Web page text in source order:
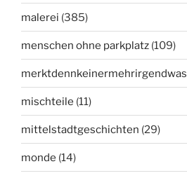
malerei (385)
menschen ohne parkplatz (109)
merktdennkeinermehrirgendwas
mischteile (11)
mittelstadtgeschichten (29)
monde (14)